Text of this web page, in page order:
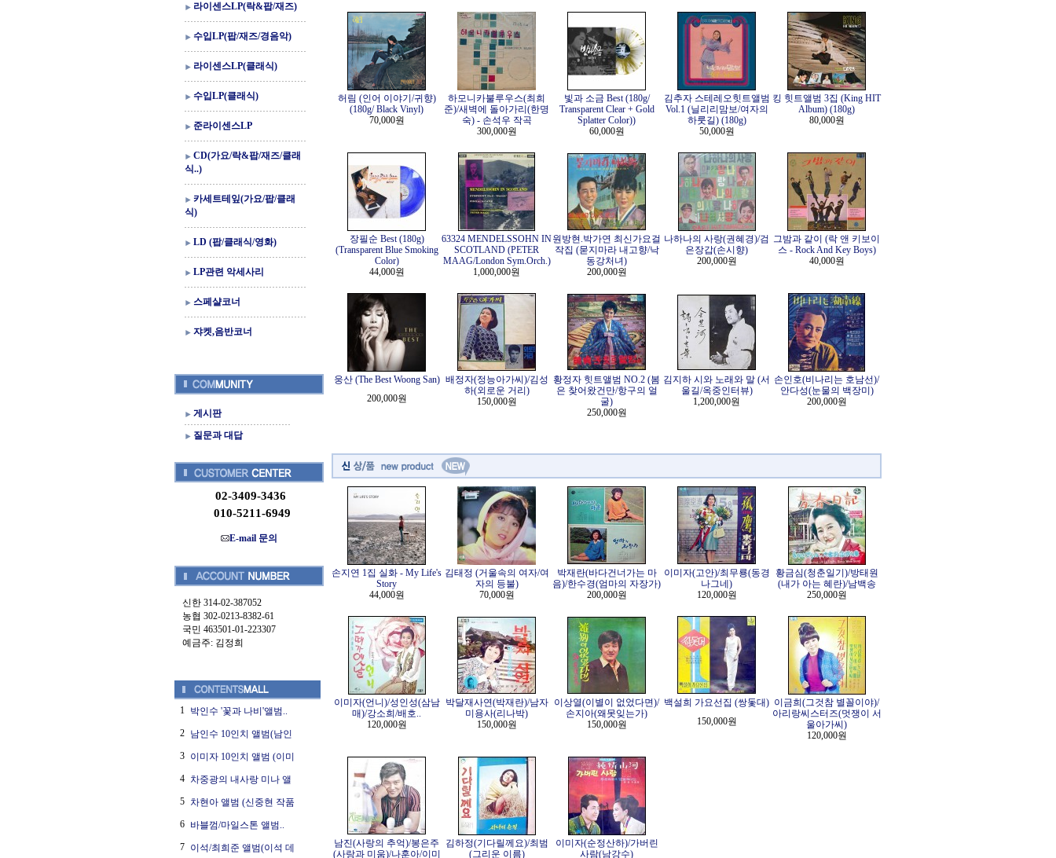
라이센스LP(락&팝/재즈)
수입LP(팝/재즈/경음악)
라이센스LP(클래식)
수입LP(클래식)
준라이센스LP
CD(가요/락&팝/재즈/클래
식..)
카세트테잎(가요/팝/클래
식)
LD (팝/클래식/영화)
LP관련 악세사리
스페샬코너
쟈켓,음반코너
게시판
질문과 대답
02-3409-3436
010-5211-6949
E-mail 문의
신한 314-02-387052
농협 302-0213-8382-61
국민 463501-01-223307
예금주: 김정희
1 박인수 '꽃과 나비'앨범..
2 남인수 10인치 앨범(남인
3 이미자 10인치 앨범 (이미
4 차중광의 내사랑 미나 앨
5 차현아 앨범 (신중현 작품
6 바블껌/마일스톤 앨범..
7 이석/최희준 앨범(이석 데
허림 (인어 이야기/귀향)
(180g/ Black Vinyl)
70,000원
하모니카불루우스(최희
준)/새벽에 돌아가리(한명
숙) - 손석우 작곡
300,000원
빛과 소금 Best (180g/
Transparent Clear + Gold
Splatter Color))
60,000원
김추자 스테레오힛트앨범
Vol.1 (닐리리맘보/여자의
하룻길) (180g)
50,000원
킹 힛트앨범 3집 (King HIT
Album) (180g)
80,000원
장필순 Best (180g)
(Transparent Blue Smoking
Color)
44,000원
63324 MENDELSSOHN IN
SCOTLAND (PETER
MAAG/London Sym.Orch.)
1,000,000원
원방현.박가연 최신가요걸
작집 (묻지마라 내고향/낙
동강처녀)
200,000원
나하나의 사랑(권혜경)/검
은장갑(손시향)
200,000원
그밤과 같이 (락 앤 키보이
스 - Rock And Key Boys)
40,000원
웅산 (The Best Woong San)
200,000원
배정자(정능아가씨)/김성
하(외로운 거리)
150,000원
황정자 힛트앨범 NO.2 (봄
은 찾어왔건만/항구의 얼
굴)
250,000원
김지하 시와 노래와 말 (서
울길/옥중인터뷰)
1,200,000원
손인호(비나리는 호남선)/
안다성(눈물의 백장미)
200,000원
손지연 1집 실화 - My Life's
Story
44,000원
김태정 (거울속의 여자/여
자의 등불)
70,000원
박재란(바다건너가는 마
음)/한수경(엄마의 자장가)
200,000원
이미자(고안)/최무룡(동경
나그네)
120,000원
황금심(청춘일기)/방태원
(내가 아는 혜란)/남백송
250,000원
이미자(언니)/성인성(삼남
매)/강소희/배호..
120,000원
박달재사연(박재란)/남자
미용사(리나박)
150,000원
이상열(이별이 없었다면)/
손지아(왜못잊는가)
150,000원
백설희 가요선집 (쌍돛대)
150,000원
이금희(그것참 별꼴이야)/
아리랑씨스터즈(멋쟁이 서
울아가씨)
120,000원
남진(사랑의 추억)/봉은주
(사랑과 미움)/나훈아/이미
김하정(기다릴께요)/최범
(그리운 이름)
이미자(순정산하)/가버린
사람(남강수)